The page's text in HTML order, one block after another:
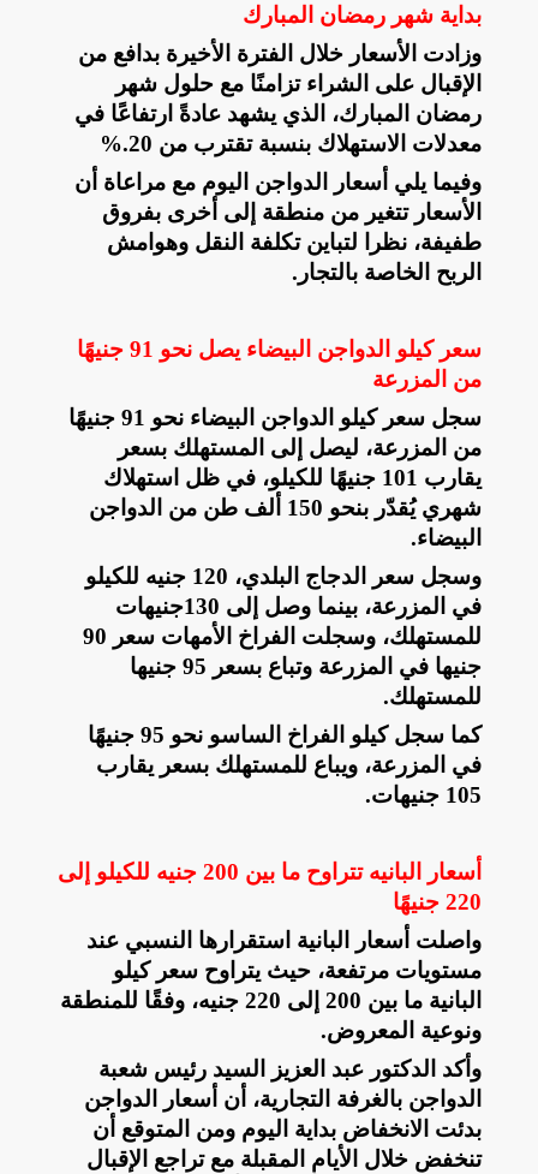
بداية شهر رمضان المبارك
وزادت الأسعار خلال الفترة الأخيرة بدافع من
الإقبال على الشراء تزامنًا مع حلول شهر
رمضان المبارك، الذي يشهد عادةً ارتفاعًا في
معدلات الاستهلاك بنسبة تقترب من 20
%.
وفيما يلي أسعار الدواجن اليوم مع مراعاة أن
الأسعار تتغير من منطقة إلى أخرى بفروق
طفيفة، نظرا لتباين تكلفة النقل وهوامش
الربح الخاصة بالتجار .
سعر كيلو الدواجن البيضاء يصل نحو 91 جنيهًا
من المزرعة
سجل سعر كيلو الدواجن البيضاء نحو 91 جنيهًا
من المزرعة، ليصل إلى المستهلك بسعر
يقارب 101 جنيهًا للكيلو، في ظل استهلاك
شهري يُقدّر بنحو 150 ألف طن من الدواجن
البيضاء.
وسجل سعر الدجاج البلدي، 120 جنيه للكيلو
في المزرعة، بينما وصل إلى 130جنيهات
للمستهلك، وسجلت الفراخ الأمهات سعر 90
جنيها في المزرعة وتباع بسعر 95 جنيها
للمستهلك.
كما سجل كيلو الفراخ الساسو نحو 95 جنيهًا
في المزرعة، ويباع للمستهلك بسعر يقارب
105 جنيهات
.
أسعار البانيه تتراوح ما بين 200 جنيه للكيلو إلى
220 جنيهًا
واصلت أسعار البانية استقرارها النسبي عند
مستويات مرتفعة، حيث يتراوح سعر كيلو
البانية ما بين 200 إلى 220 جنيه، وفقًا للمنطقة
ونوعية المعروض.
وأكد الدكتور عبد العزيز السيد رئيس شعبة
الدواجن بالغرفة التجارية، أن أسعار الدواجن
بدئت الانخفاض بداية اليوم ومن المتوقع أن
تنخفض خلال الأيام المقبلة مع تراجع الإقبال